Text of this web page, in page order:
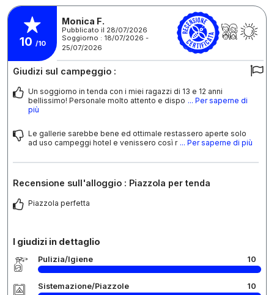
10 /10
Monica F.
Pubblicato il 28/07/2026
Soggiorno : 18/07/2026 -
25/07/2026
Giudizi sul campeggio :
Un soggiorno in tenda con i miei ragazzi di 13 e 12 anni
bellissimo! Personale molto attento e dispo ... Per saperne di
più
Le gallerie sarebbe bene ed ottimale restassero aperte solo
ad uso campeggi hotel e venissero così r ... Per saperne di più
Recensione sull'alloggio : Piazzola per tenda
Piazzola perfetta
I giudizi in dettaglio
Pulizia/Igiene 10
Sistemazione/Piazzole 10